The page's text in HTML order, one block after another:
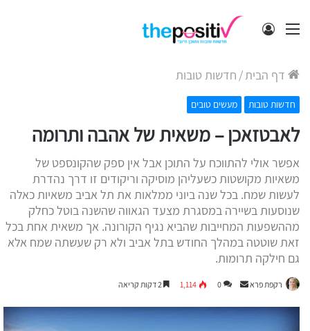
תפריט התחבר
דף הבית/ חדשות טובות
חדשות טובות מעשים טובים
לאבטזאכן – משאית של אהבה ותרומה
אפשר אולי להתווכח על התוכן אבל אין ספק שהקונספט של
משאיות מקושטות כשעליהן מוסיקה וריקודים זו דרך נהדרת
לעשות שמח. בכל שנה ביוני ממלאות את תל אביב משאיות כאלה
שנוסעות בשיירה במסגרת מצעד הגאווה שהשנה בוטל כחלק
מההשפעות המחייבות שהביא נגיף הקורונה. אך משאית אחת בכל
זאת שוטטה במהלך החודש בתל אביב ולא רק שעשתה שמח אלא
גם חילקה תרומות.
רקפת פרא
Send
email
0
1,114